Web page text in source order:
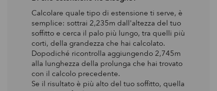
Calcolare quale tipo di estensione ti serve, è
semplice: sottrai 2,235m dall'altezza del tuo
soffitto e cerca il palo più lungo, tra quelli più
corti, della grandezza che hai calcolato.
Dopodiché ricontrolla aggiungendo 2,745m
alla lunghezza della prolunga che hai trovato
con il calcolo precedente.
Se il risultato è più alto del tuo soffitto, quella